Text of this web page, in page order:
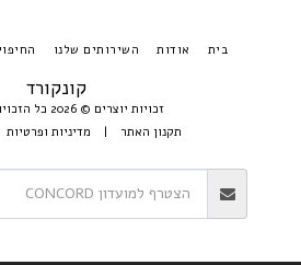
קונקורד
זכויות יוצרים © 2026 כל הזכויות שמורות
תקנון האתר | מדיניות ופרטיות
בית אודות השירותים שלנו